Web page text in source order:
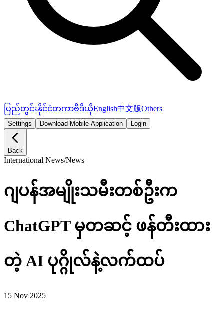
ပြည်တွင်းနိုင်ငံတကာဗီဒီယိုEnglish中文版Others
Settings Download Mobile Application Login
Back
International News/News
ဂျပန်အမျိုးသမီးတစ်ဦးက
ChatGPT မှတဆင့် ဖန်တီးထား
တဲ့ AI ပုဂ္ဂိုလ်နဲ့လက်ထပ်
15 Nov 2025